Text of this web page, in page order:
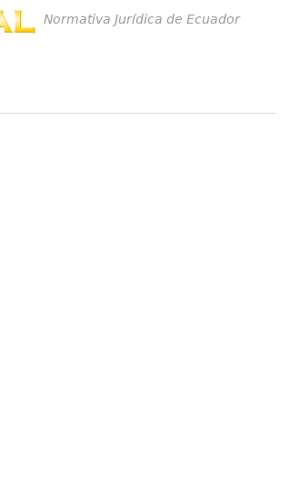
Normativa Jurídica de Ecuador